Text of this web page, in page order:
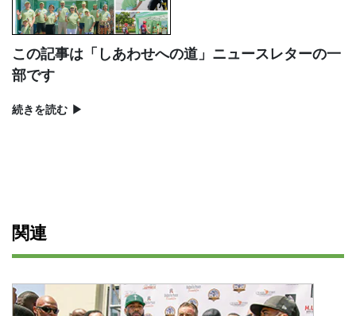
この記事は「しあわせへの道」ニュースレターの一
部です
続きを読む ▶
関連